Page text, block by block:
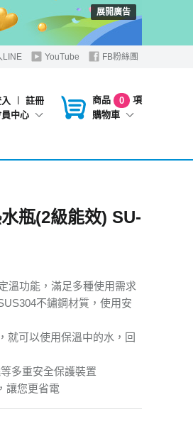
展開廣告
LINE YouTube FB粉絲團
︱
註冊
中心
商品 0
項
購物車
瓶(2級能效) SU-
溫功能，滿足多種使用需求
不鏽鋼材質，使用安
就可以使用保溫中的水，回
多重安全保護裝置
讓您更省電